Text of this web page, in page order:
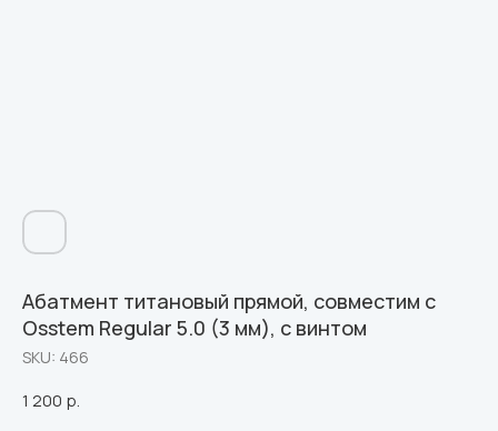
Абатмент титановый прямой, совместим с
Osstem Regular 5.0 (3 мм), с винтом
SKU: 466
1 200 р.